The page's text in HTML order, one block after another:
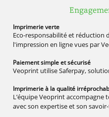
Imprimerieverte
Eco-responsabilité et réduction
l'impression en ligne vues par
Paiement simpleet sécurisé
Veoprint utilise Saferpay,
Imprimerie à la qualité
L’équipe Veoprint
avec son expertise et son